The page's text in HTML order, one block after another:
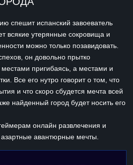
спешит испанский завоеватель
всякие утерянные сокровища и
можно только позавидовать.
он довольно прытко
пригибаясь, а местами и
Все его нутро говорит о том, что
и что скоро сбудется мечта всей
найденный город будет носить его
онлайн развлечения и
азартные авантюрные мечты.